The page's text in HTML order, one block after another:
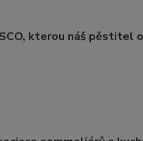
kterou náš pěstitel